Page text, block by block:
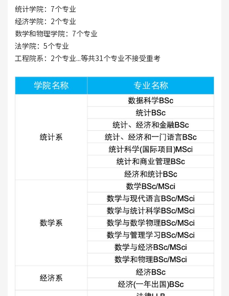
统计学院：7个专业
经济学院：2个专业
数学和物理学院：7个专业
法学院：5个专业
工程院系：2个专业...等共31个专业不接受重考